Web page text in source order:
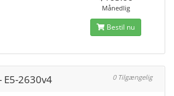
Månedlig
Bestil nu
E5-2630v4 0 Tilgængelig